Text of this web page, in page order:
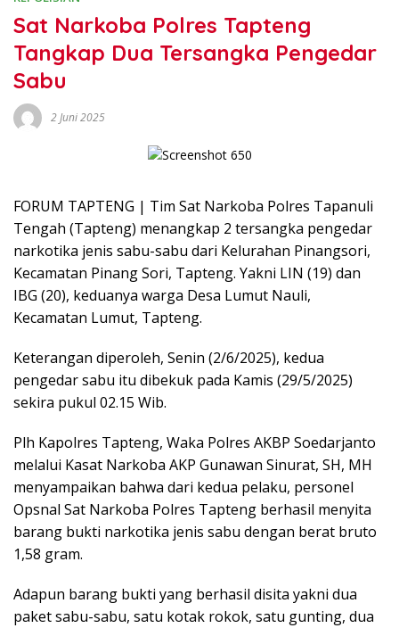
Sat Narkoba Polres Tapteng
Tangkap Dua Tersangka Pengedar
Sabu
2 Juni 2025
FORUM TAPTENG | Tim Sat Narkoba Polres Tapanuli
Tengah (Tapteng) menangkap 2 tersangka pengedar
narkotika jenis sabu-sabu dari Kelurahan Pinangsori,
Kecamatan Pinang Sori, Tapteng. Yakni LIN (19) dan
IBG (20), keduanya warga Desa Lumut Nauli,
Kecamatan Lumut, Tapteng.
Keterangan diperoleh, Senin (2/6/2025), kedua
pengedar sabu itu dibekuk pada Kamis (29/5/2025)
sekira pukul 02.15 Wib.
Plh Kapolres Tapteng, Waka Polres AKBP Soedarjanto
melalui Kasat Narkoba AKP Gunawan Sinurat, SH, MH
menyampaikan bahwa dari kedua pelaku, personel
Opsnal Sat Narkoba Polres Tapteng berhasil menyita
barang bukti narkotika jenis sabu dengan berat bruto
1,58 gram.
Adapun barang bukti yang berhasil disita yakni dua
paket sabu-sabu, satu kotak rokok, satu gunting, dua